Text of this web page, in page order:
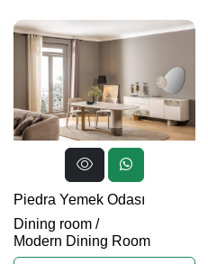
Piedra Yemek Odası
Dining room /
Modern Dining Room